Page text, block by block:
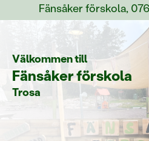
Välkommen till
Fänsåker förskola
Trosa
Fänsåker förskola,